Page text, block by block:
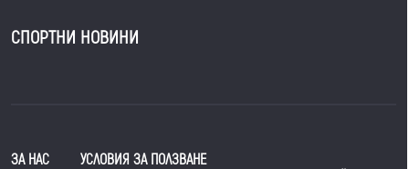
СПОРТНИ НОВИНИ
ЗА НАС УСЛОВИЯ ЗА ПОЛЗВАНЕ